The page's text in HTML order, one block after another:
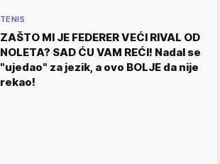
TENIS
ZAŠTO MI JE FEDERER VEĆI RIVAL OD
NOLETA? SAD ĆU VAM REĆI! Nadal se
"ujedao" za jezik, a ovo BOLJE da nije
rekao!